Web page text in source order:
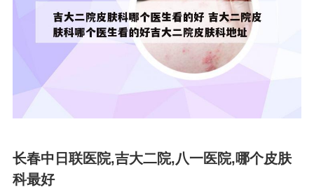
长春中日联医院,吉大二院,八一医院,哪个皮肤
科最好